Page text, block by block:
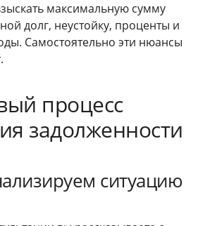
максимальную сумму
долг, неустойку, проценты и
Самостоятельно эти нюансы
процесс
задолженности
ситуацию